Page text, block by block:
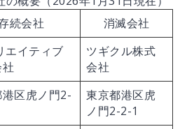
続会社
消滅会社
エイティブ
ツギクル株式
会社
区虎ノ門2-
東京都港区虎
ノ門2-2-1